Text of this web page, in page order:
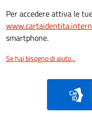
Per accedere attiva le
smartphone.
Se hai bisogno di aiuto...